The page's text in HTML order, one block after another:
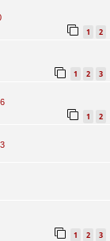
1 2
1 2 3
1 2
1 2 3